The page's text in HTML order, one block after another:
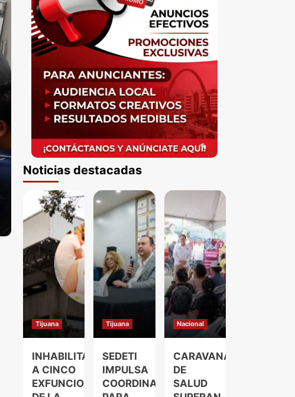
Noticias destacadas
Tijuana
INHABILITAN
A CINCO
EXFUNCIONARIOS
Tijuana
SEDETI
IMPULSA
COORDINACIÓN
Nacional
CARAVANAS
DE
SALUD